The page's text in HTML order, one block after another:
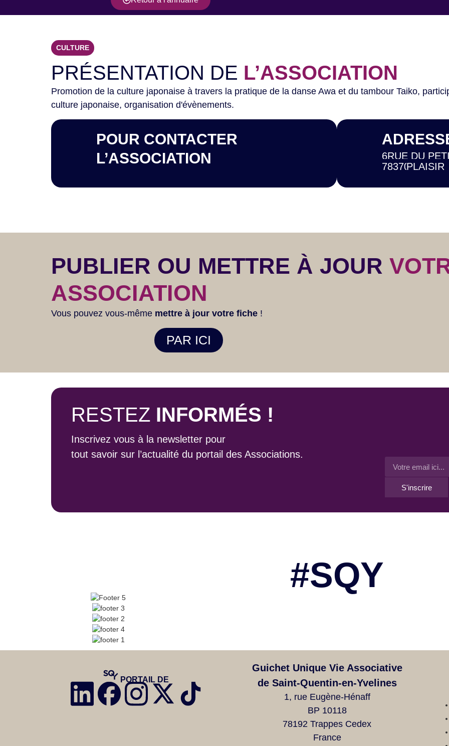
CULTURE
PRÉSENTATION DE L’ASSOCIATION
Promotion de la culture japonaise à travers la pratique de la danse Awa et du tambour Taiko,
culture japonaise, organisation d'évènements.
POUR CONTACTER
L’ASSOCIATION
6RUE DU
78370PLAISIR
PUBLIER OU METTRE À JOUR
ASSOCIATION
Vous pouvez vous-même mettre à jour votre fiche !
PAR ICI
RESTEZ INFORMÉS !
Inscrivez vous à la newsletter pour
tout savoir sur l’actualité du portail des Associations.
S'inscrire
#SQY
PORTAIL DE
Guichet Unique Vie Associative
de Saint-Quentin-en-Yvelines
1, rue Eugène-Hénaff
BP 10118
78192 Trappes Cedex
France